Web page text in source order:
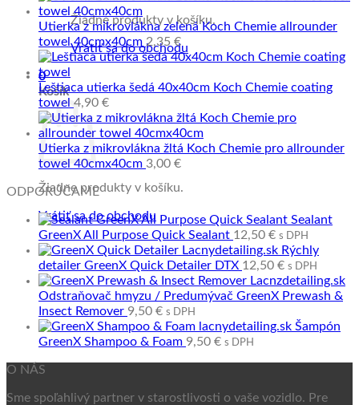
Žiadne produkty v košíku.
Vrátiť sa do obchodu
0
Košík
Žiadne produkty v košíku.
Vrátiť sa do obchodu
Utierka z mikrovlákna zelená Koch Chemie allrounder
towel 40cmx40cm 2,35 €
Leštiaca utierka šedá 40x40cm Koch Chemie coating
towel 4,90 €
Utierka z mikrovlákna žltá Koch Chemie pro allrounder
towel 40cmx40cm 3,00 €
ODPORÚČAME
Sealant
GreenX All Purpose Quick Sealant 12,50 € s DPH
Rýchly
detailer GreenX Quick Detailer DTX 12,50 € s DPH
Odstraňovač hmyzu / Predumývač GreenX Prewash &
Insect Remover 9,50 € s DPH
Šampón
GreenX Shampoo & Foam 9,50 € s DPH
O NÁS
Sme spoľahlivý partner v starostlivosti o vaše vozidlo. Pre